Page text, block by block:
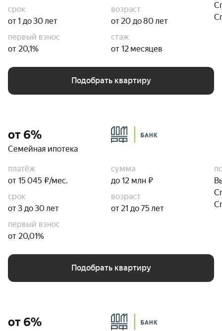
срок
от 1 до 30 лет
возраст
от 20 до 80 лет
первый взнос
от 20,1%
стаж
от 12 месяцев
Подобрать квартиру
от 6%
Семейная ипотека
платёж
от 15 045 ₽/мес.
сумма
до 12 млн ₽
срок
от 3 до 30 лет
возраст
от 21 до 75 лет
первый взнос
от 20,01%
Подобрать квартиру
от 6%